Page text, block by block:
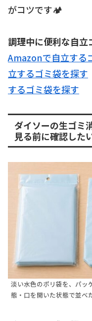
がコツです🏕️
調理中に便利な自立
Amazonで自立する
立するゴミ袋を探す
するゴミ袋を探す
ダイソーの生ゴミ
見る前に確認した
淡い水色のポリ袋を、パッ
態・口を開いた状態で並べ